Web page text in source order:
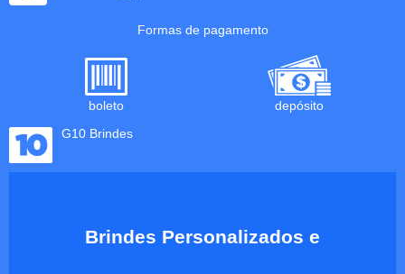
Formas de pagamento
boleto
depósito
G10 Brindes
Brindes Personalizados e